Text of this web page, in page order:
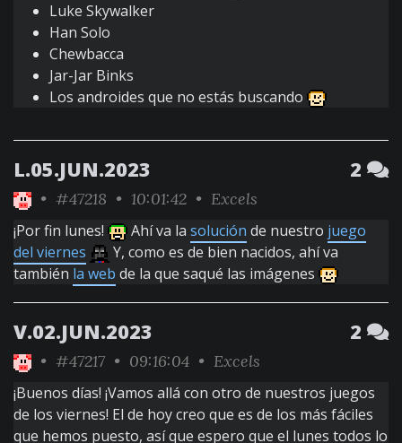
Luke Skywalker
Han Solo
Chewbacca
Jar-Jar Binks
Los androides que no estás buscando
L.05.JUN.2023 2
• #47218 • 10:01:42 • Excels
¡Por fin lunes! Ahí va la solución de nuestro juego
del viernes
Y, como es de bien nacidos, ahí va
también la web de la que saqué las imágenes
V.02.JUN.2023 2
• #47217 • 09:16:04 • Excels
¡Buenos días! ¡Vamos allá con otro de nuestros juegos
de los viernes! El de hoy creo que es de los más fáciles
que hemos puesto, así que espero que el lunes todos lo